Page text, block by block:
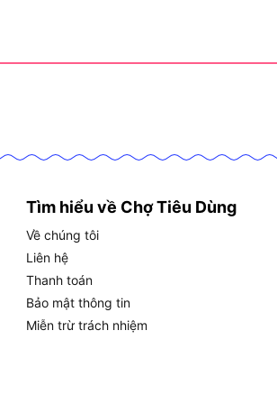
Tìm hiểu về Chợ Tiêu Dùng
Về chúng tôi
Liên hệ
Thanh toán
Bảo mật thông tin
Miễn trừ trách nhiệm